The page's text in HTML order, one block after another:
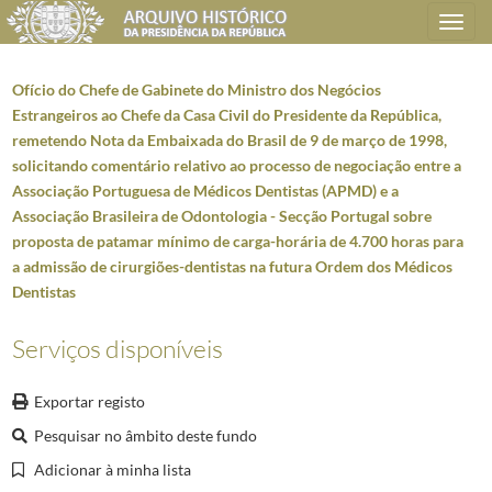
Toggle
navigation
Plano de classificação
AHPR Presidência da República
000003
Comunicado final da Reunião do Conselho de Ministros da
000006
Ofício do Chefe de Gabinete do Ministro dos Negócios
000010 Memorando do Assessor Carlos Pereira Marques intitulado
Ofício do Chefe de Gabinete do Ministro dos Negócios
Estrangeiros ao Chefe da Casa Civil do Presidente da República,
remetendo Nota da Embaixada do Brasil de 9 de março de 1998,
solicitando comentário relativo ao processo de negociação entre a
Associação Portuguesa de Médicos Dentistas (APMD) e a
Associação Brasileira de Odontologia - Secção Portugal sobre
proposta de patamar mínimo de carga-horária de 4.700 horas para
a admissão de cirurgiões-dentistas na futura Ordem dos Médicos
Dentistas
Serviços disponíveis
Exportar registo
Pesquisar no âmbito deste fundo
Adicionar à minha lista